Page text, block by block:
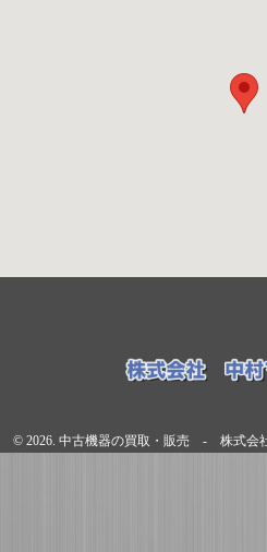
© 2026. 中古機器の買取・販売 - 株式会社